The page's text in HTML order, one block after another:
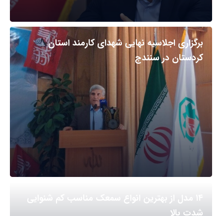
برگزاری اجلاسیه نهایی شهدای کارمند استان
کردستان در سنندج
۱۴ مدل از بهترین انواع سمعک مناسب کم شنوایی
شدت بالا